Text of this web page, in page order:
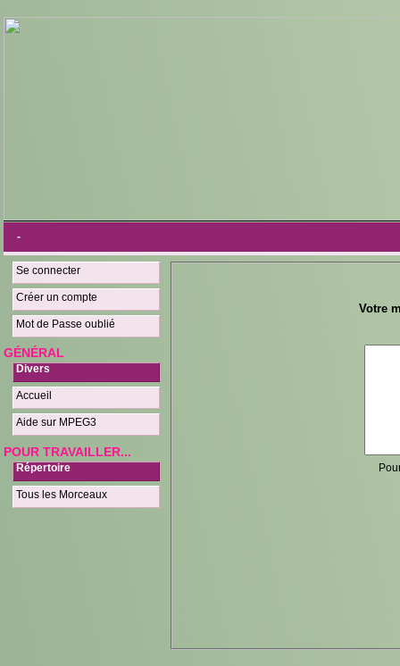
-
Se connecter
Créer un compte
Mot de Passe oublié
GÉNÉRAL
Divers
Accueil
Aide sur MPEG3
POUR TRAVAILLER...
Répertoire
Tous les Morceaux
Votre